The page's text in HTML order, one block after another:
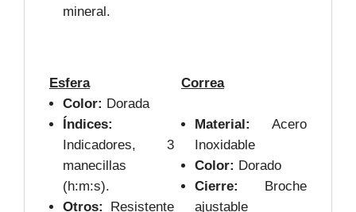
mineral.
Esfera
Correa
Color: Dorada
Índices:
Indicadores, 3
manecillas
(h:m:s).
Otros:
Resistente
Material:
Acero
Inoxidable
Color: Dorado
Cierre:
Broche
ajustable